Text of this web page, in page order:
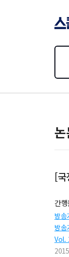
[국
간
방송
방송
Vol.